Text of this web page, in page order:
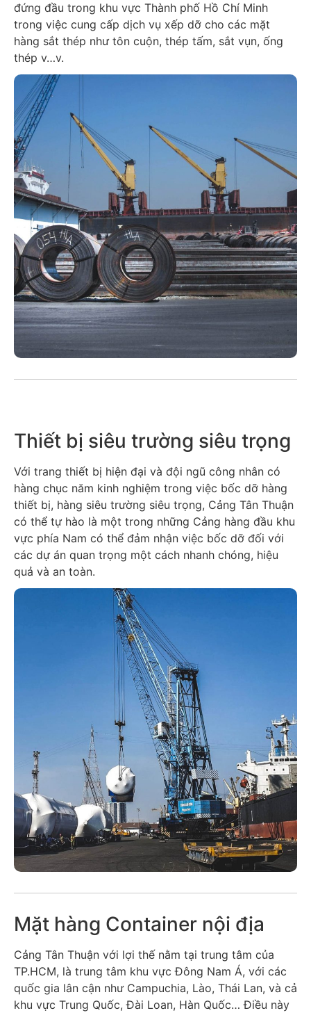
đứng đầu trong khu vực Thành phố Hồ Chí Minh
trong việc cung cấp dịch vụ xếp dỡ cho các mặt
hàng sắt thép như tôn cuộn, thép tấm, sắt vụn, ống
thép v…v.
Thiết bị siêu trường siêu trọng
Với trang thiết bị hiện đại và đội ngũ công nhân có
hàng chục năm kinh nghiệm trong việc bốc dỡ hàng
thiết bị, hàng siêu trường siêu trọng, Cảng Tân Thuận
có thể tự hào là một trong những Cảng hàng đầu khu
vực phía Nam có thể đảm nhận việc bốc dỡ đối với
các dự án quan trọng một cách nhanh chóng, hiệu
quả và an toàn.
Mặt hàng Container nội địa
Cảng Tân Thuận với lợi thế nằm tại trung tâm của
TP.HCM, là trung tâm khu vực Đông Nam Á, với các
quốc gia lân cận như Campuchia, Lào, Thái Lan, và cả
khu vực Trung Quốc, Đài Loan, Hàn Quốc… Điều này